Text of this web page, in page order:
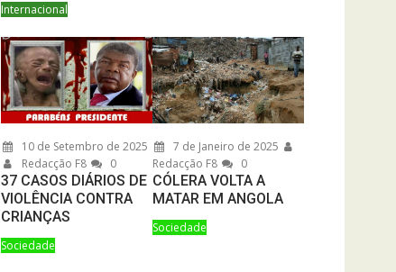
Internacional
10 de Setembro de 2025
Redacção F8
0
37 CASOS DIÁRIOS DE
VIOLÊNCIA CONTRA
CRIANÇAS
Sociedade
7 de Janeiro de 2025
Redacção F8
0
CÓLERA VOLTA A
MATAR EM ANGOLA
Sociedade